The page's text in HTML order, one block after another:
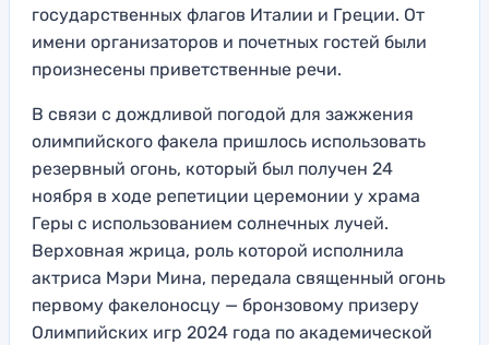
государственных флагов Италии и Греции. От
имени организаторов и почетных гостей были
произнесены приветственные речи.
В связи с дождливой погодой для зажжения
олимпийского факела пришлось использовать
резервный огонь, который был получен 24
ноября в ходе репетиции церемонии у храма
Геры с использованием солнечных лучей.
Верховная жрица, роль которой исполнила
актриса Мэри Мина, передала священный огонь
первому факелоносцу — бронзовому призеру
Олимпийских игр 2024 года по академической